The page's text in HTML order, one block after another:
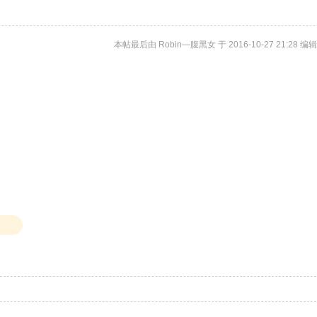
本帖最后由 Robin—腹黑女 于 2016-10-27 21:28 编辑